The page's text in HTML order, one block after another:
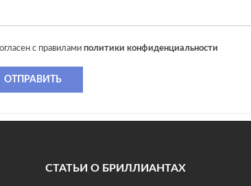
с правилами политики конфиденциальности
ОТПРАВИТЬ
СТАТЬИ О БРИЛЛИАНТАХ